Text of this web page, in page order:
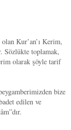
Kur’an’ı Kerim,
Sözlükte toplamak,
olarak şöyle tarif
bize
edilen ve